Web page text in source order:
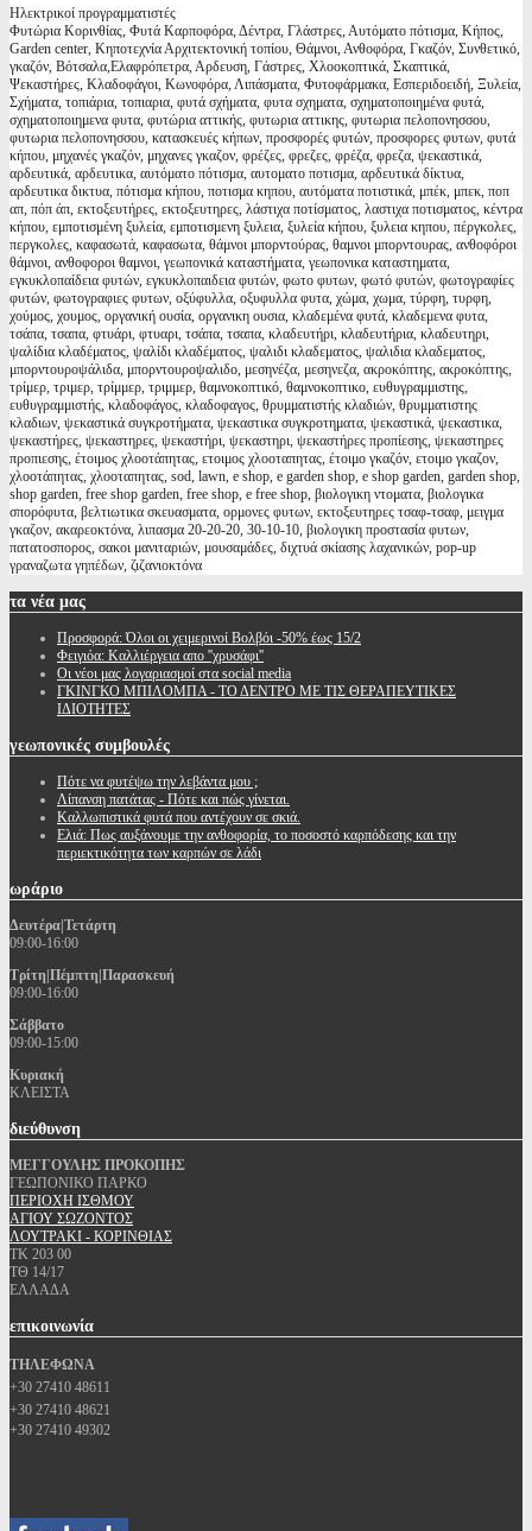
Ηλεκτρικοί προγραμματιστές
Φυτώρια Κορινθίας, Φυτά Καρποφόρα, Δέντρα, Γλάστρες, Αυτόματο πότισμα, Κήπος,
Garden center, Κηποτεχνία Αρχιτεκτονική τοπίου, Θάμνοι, Ανθοφόρα, Γκαζόν, Συνθετικό,
γκαζόν, Βότσαλα,Ελαφρόπετρα, Αρδευση, Γάστρες, Χλοοκοπτικά, Σκαπτικά,
Ψεκαστήρες, Κλαδοφάγοι, Κωνοφόρα, Λιπάσματα, Φυτοφάρμακα, Εσπεριδοειδή, Ξυλεία,
Σχήματα, τοπιάρια, τοπιαρια, φυτά σχήματα, φυτα σχηματα, σχηματοποιημένα φυτά,
σχηματοποιημενα φυτα, φυτώρια αττικής, φυτωρια αττικης, φυτωρια πελοπονησσου,
φυτωρια πελοπονησσου, κατασκευές κήπων, προσφορές φυτών, προσφορες φυτων, φυτά
κήπου, μηχανές γκαζόν, μηχανες γκαζον, φρέζες, φρεζες, φρέζα, φρεζα, ψεκαστικά,
αρδευτικά, αρδευτικα, αυτόματο πότισμα, αυτοματο ποτισμα, αρδευτικά δίκτυα,
αρδευτικα δικτυα, πότισμα κήπου, ποτισμα κηπου, αυτόματα ποτιστικά, μπέκ, μπεκ, ποπ
απ, πόπ άπ, εκτοξευτήρες, εκτοξευτηρες, λάστιχα ποτίσματος, λαστιχα ποτισματος, κέντρα
κήπου, εμποτισμένη ξυλεία, εμποτισμενη ξυλεια, ξυλεία κήπου, ξυλεια κηπου, πέργκολες,
περγκολες, καφασωτά, καφασωτα, θάμνοι μπορντούρας, θαμνοι μπορντουρας, ανθοφόροι
θάμνοι, ανθοφοροι θαμνοι, γεωπονικά καταστήματα, γεωπονικα καταστηματα,
εγκυκλοπαίδεια φυτών, εγκυκλοπαιδεια φυτών, φωτο φυτων, φωτό φυτών, φωτογραφίες
φυτών, φωτογραφιες φυτων, οξύφυλλα, οξυφυλλα φυτα, χώμα, χωμα, τύρφη, τυρφη,
χούμος, χουμος, οργανική ουσία, οργανικη ουσια, κλαδεμένα φυτά, κλαδεμενα φυτα,
τσάπα, τσαπα, φτυάρι, φτυαρι, τσάπα, τσαπα, κλαδευτήρι, κλαδευτήρια, κλαδευτηρι,
ψαλίδια κλαδέματος, ψαλίδι κλαδέματος, ψαλιδι κλαδεματος, ψαλιδια κλαδεματος,
μπορντουροψάλιδα, μπορντουροψαλιδο, μεσηνέζα, μεσηνεζα, ακροκόπτης, ακροκόπτης,
τρίμερ, τριμερ, τρίμμερ, τριμμερ, θαμνοκοπτικό, θαμνοκοπτικο, ευθυγραμμιστης,
ευθυγραμμιστής, κλαδοφάγος, κλαδοφαγος, θρυμματιστής κλαδιών, θρυμματιστης
κλαδιων, ψεκαστικά συγκροτήματα, ψεκαστικα συγκροτηματα, ψεκαστικά, ψεκαστικα,
ψεκαστήρες, ψεκαστηρες, ψεκαστήρι, ψεκαστηρι, ψεκαστήρες προπίεσης, ψεκαστηρες
προπιεσης, έτοιμος χλοοτάπητας, ετοιμος χλοοταπητας, έτοιμο γκαζόν, ετοιμο γκαζον,
χλοοτάπητας, χλοοταπητας, sod, lawn, e shop, e garden shop, e shop garden, garden shop,
shop garden, free shop garden, free shop, e free shop, βιολογικη ντοματα, βιολογικα
σπορόφυτα, βελτιωτικα σκευασματα, ορμονες φυτων, εκτοξευτηρες τσαφ-τσαφ, μειγμα
γκαζον, ακαρεοκτόνα, λιπασμα 20-20-20, 30-10-10, βιολογικη προστασία φυτων,
πατατοσπορος, σακοι μανιταριών, μουσαμάδες, διχτυά σκίασης λαχανικών, pop-up
γραναζωτα γηπέδων, ζιζανιοκτόνα
τα νέα μας
Προσφορά: Όλοι οι χειμερινοί Βολβόι -50% έως 15/2
Φειγιόα: Καλλιέργεια απο ''χρυσάφι''
Oι νέοι μας λογαριασμοί στα social media
ΓΚΙΝΓΚΟ ΜΠΙΛΟΜΠΑ - ΤΟ ΔΕΝΤΡΟ ΜΕ ΤΙΣ ΘΕΡΑΠΕΥΤΙΚΕΣ
ΙΔΙΟΤΗΤΕΣ
γεωπονικές συμβουλές
Πότε να φυτέψω την λεβάντα μου ;
Λίπανση πατάτας - Πότε και πώς γίνεται.
Καλλωπιστικά φυτά που αντέχουν σε σκιά.
Ελιά: Πως αυξάνουμε την ανθοφορία, το ποσοστό καρπόδεσης και την
περιεκτικότητα των καρπών σε λάδι
ωράριο
Δευτέρα|Τετάρτη
09:00-16:00
Τρίτη|Πέμπτη|Παρασκευή
09:00-16:00
Σάββατο
09:00-15:00
Κυριακή
ΚΛΕΙΣΤΑ
διεύθυνση
ΜΕΓΓΟΥΛΗΣ ΠΡΟΚΟΠΗΣ
ΓΕΩΠΟΝΙΚΟ ΠΑΡΚΟ
ΠΕΡΙΟΧΗ ΙΣΘΜΟΥ
ΑΓΙΟΥ ΣΩΖΟΝΤΟΣ
ΛΟΥΤΡΑΚΙ - ΚΟΡΙΝΘΙΑΣ
ΤΚ 203 00
ΤΘ 14/17
ΕΛΛΑΔΑ
επικοινωνία
ΤΗΛΕΦΩΝΑ
+30 27410 48611
+30 27410 48621
+30 27410 49302